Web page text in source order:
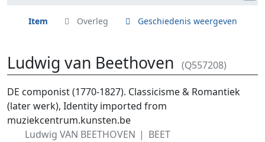
Item Overleg Geschiedenis weergeven
Ludwig van Beethoven (Q557208)
Ga naar:navigatie,zoeken
DE componist (1770-1827). Classicisme & Romantiek
(later werk), Identity imported from
muziekcentrum.kunsten.be
Ludwig VAN BEETHOVEN
BEET